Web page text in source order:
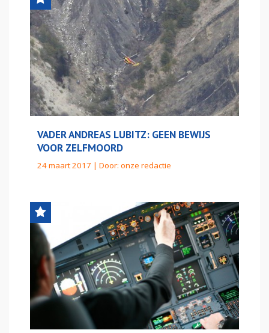
VADER ANDREAS LUBITZ: GEEN BEWIJS
VOOR ZELFMOORD
24 maart 2017 | Door: onze redactie